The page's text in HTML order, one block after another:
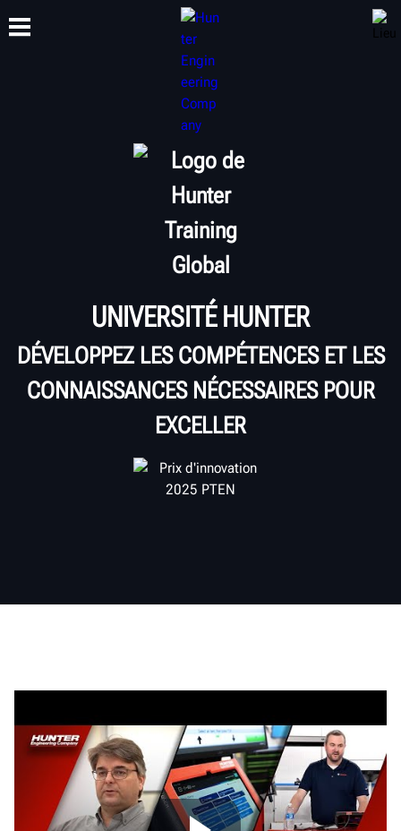
FORMATION
UNIVERSITÉ HUNTER
DÉVELOPPEZ LES COMPÉTENCES ET LES
CONNAISSANCES NÉCESSAIRES POUR
EXCELLER